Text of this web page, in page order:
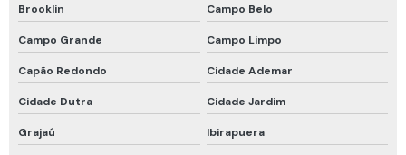
Respirador descartável epi
Respirador descartável pff2 vo carvão ativado
Respirador facial completo
Respirador facial inteira
Respirador motorizado drager
Brooklin Campo Belo
Campo Grande Campo Limpo
Capão Redondo Cidade Ademar
Cidade Dutra Cidade Jardim
Grajaú Ibirapuera